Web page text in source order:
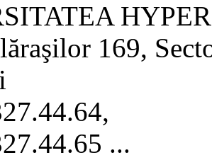
169,
...